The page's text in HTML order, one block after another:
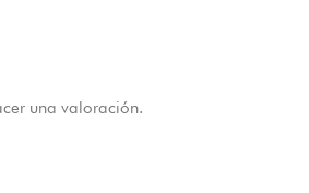
una valoración.